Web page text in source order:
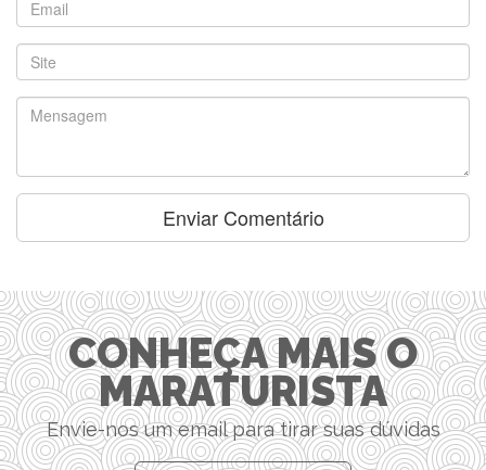
CONHEÇA MAIS O
MARATURISTA
Envie-nos um email para tirar suas dúvidas